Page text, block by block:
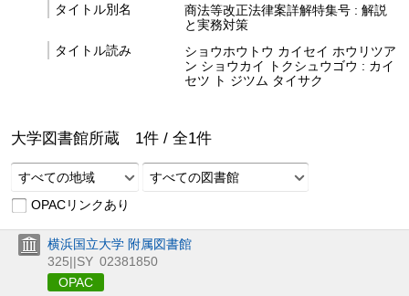
タイトル別名
商法等改正法律案詳解特集号 : 解説
と実務対策
タイトル読み
ショウホウトウ カイセイ ホウリツア
ン ショウカイ トクシュウゴウ : カイ
セツ ト ジツム タイサク
大学図書館所蔵 1件 / 全1件
すべての地域
すべての図書館
OPACリンクあり
横浜国立大学 附属図書館
325||SY 02381850
OPAC